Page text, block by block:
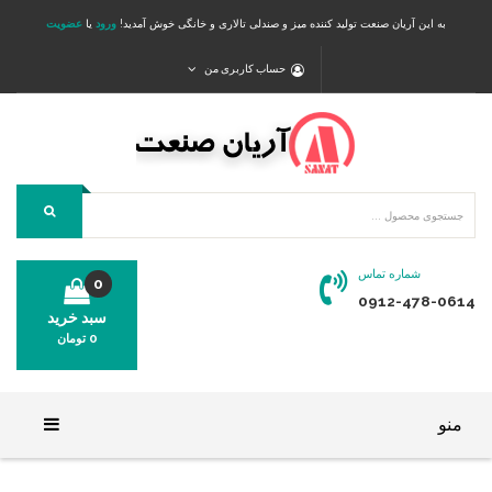
به این آریان صنعت تولید کننده میز و صندلی تالاری و خانگی خوش آمدید! ورود یا عضویت
حساب کاربری من
شماره تماس
0912-478-0614
سبد خرید
0
0 تومان
منو